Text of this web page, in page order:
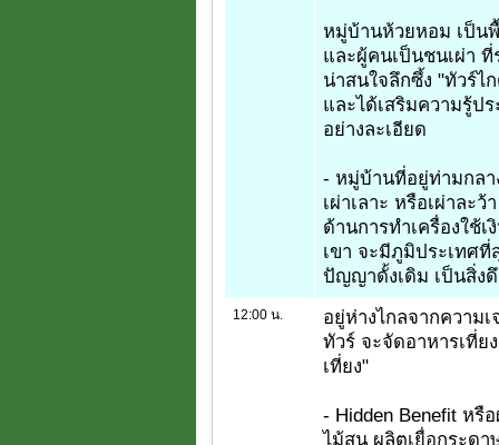
หมู่บ้านห้วยหอม เป็น
และผู้คนเป็นชนเผ่า ที่
น่าสนใจลึกซึ้ง "ทัวร์ไ
และได้เสริมความรู้ป
อย่างละเอียด
- หมู่บ้านที่อยู่ท่ามกลา
เผ่าเลาะ หรือเผ่าละ
ด้านการทำเครื่องใช้
เขา จะมีภูมิประเทศที่
ปัญญาดั้งเดิม เป็นสิ่ง
12:00 น.
อยู่ห่างไกลจากความ
ทัวร์ จะจัดอาหารเที่ย
เที่ยง"
- Hidden Benefit หรื
ไม้สน ผลิตเยื่อกระด